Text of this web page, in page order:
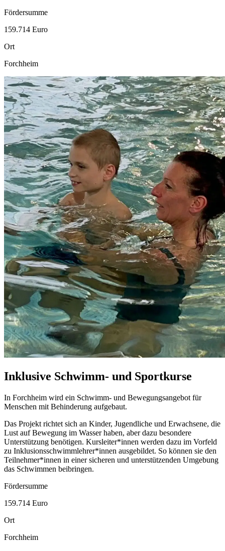
Fördersumme
159.714 Euro
Ort
Forchheim
Inklusive Schwimm- und Sportkurse
In Forchheim wird ein Schwimm- und Bewegungsangebot für
Menschen mit Behinderung aufgebaut.
Das Projekt richtet sich an Kinder, Jugendliche und Erwachsene, die
Lust auf Bewegung im Wasser haben, aber dazu besondere
Unterstützung benötigen. Kursleiter*innen werden dazu im Vorfeld
zu Inklusionsschwimmlehrer*innen ausgebildet. So können sie den
Teilnehmer*innen in einer sicheren und unterstützenden Umgebung
das Schwimmen beibringen.
Fördersumme
159.714 Euro
Ort
Forchheim